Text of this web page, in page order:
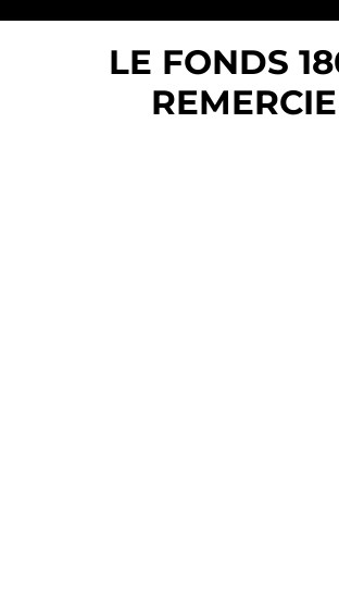
LE FONDS
REMERCIE